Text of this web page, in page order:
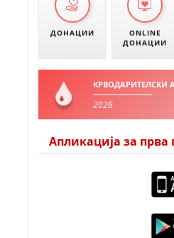
ДОНАЦИИ
ONLINE
ДОНАЦИИ
КРВОДАРИТЕЛСКИ
2026
Апликација за